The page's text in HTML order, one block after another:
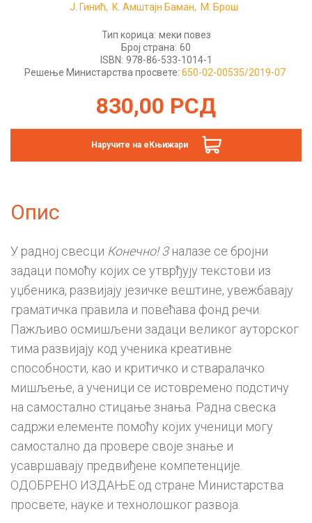
Ј. Гинић, К. Амштајн Баман, М. Брош
Тип корица: меки повез
Број страна: 60
ISBN: 978-86-533-1014-1
Решење Министарства просвете: 650-02-00535/2019-07
830,00 РСД
Наручите на еКњижари
Опис
У радној свесци Конeчно! 3налазе се бројни
задаци помоћу којих се утврђују текстови из
уџбеника, развијају језичке вештине, увежбавају
граматичка правила и повећава фонд речи.
Пажљиво осмишљени задаци великог ауторског
тима развијају код ученика креативне
способности, као и критичко и стваралачко
мишљење, а ученици се истовремено подстичу
на самостално стицање знања. Радна свеска
садржи елементе помоћу којих ученици могу
самостално да провере своје знање и
усавршавају предвиђене компетенције.
ОДОБРЕНО ИЗДАЊЕ од стране Министарства
просвете, науке и технолошког развоја.